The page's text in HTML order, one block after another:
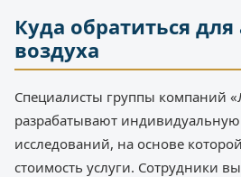
Куда обратиться для
воздуха
Специалисты группы компаний
разрабатывают
исследований, на основе
стоимость услуги. Сотрудники